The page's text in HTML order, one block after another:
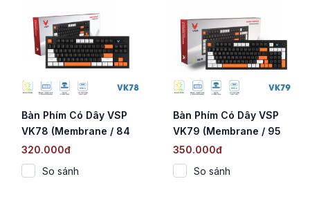
Bàn Phím Có Dây VSP
VK78 (Membrane / 84
Phím / Cáp Type-C Rời
/ LED Rainbow)
320.000đ
So sánh
Bàn Phím Có Dây VSP
VK79 (Membrane / 95
Phím / Cáp Type-C Rời
/ LED Rainbow)
350.000đ
So sánh